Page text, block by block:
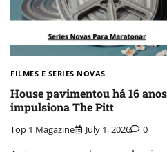
FILMES E SERIES NOVAS​
House pavimentou há 16
impulsiona The Pitt
Top 1 Magazine July 1, 2026 0